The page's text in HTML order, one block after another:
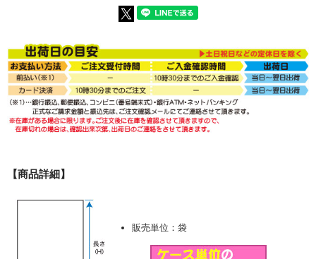
【商品詳細】
販売単位：袋